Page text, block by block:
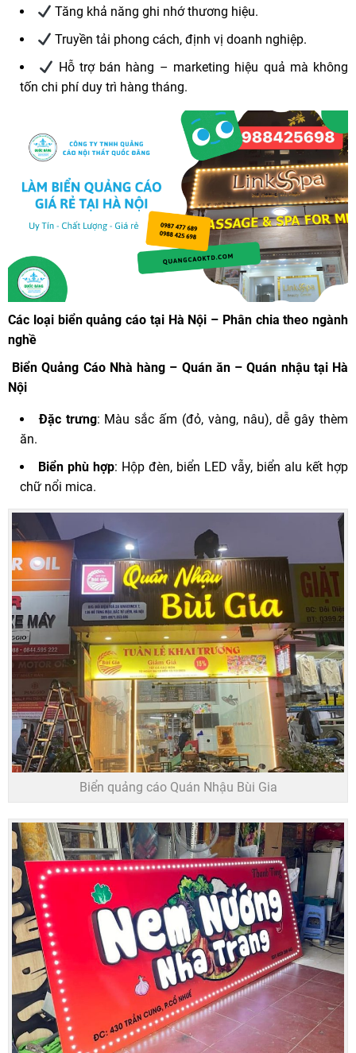
Tăng khả năng ghi nhớ thương hiệu.
Truyền tải phong cách, định vị doanh nghiệp.
Hỗ trợ bán hàng – marketing hiệu quả mà không
tốn chi phí duy trì hàng tháng.
Các loại biển quảng cáo tại Hà Nội – Phân chia theo ngành
nghề
Biển Quảng Cáo Nhà hàng – Quán ăn – Quán nhậu tại Hà
Nội
Đặc trưng: Màu sắc ấm (đỏ, vàng, nâu), dễ gây thèm
ăn.
Biển phù hợp: Hộp đèn, biển LED vẫy, biển alu kết hợp
chữ nổi mica.
Biển quảng cáo Quán Nhậu Bùi Gia